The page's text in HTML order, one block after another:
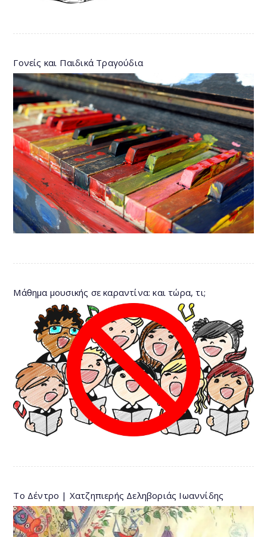
Γονείς και Παιδικά Τραγούδια
Μάθημα μουσικής σε καραντίνα: και τώρα, τι;
Το Δέντρο | Χατζηπιερής Δεληβοριάς Ιωαννίδης